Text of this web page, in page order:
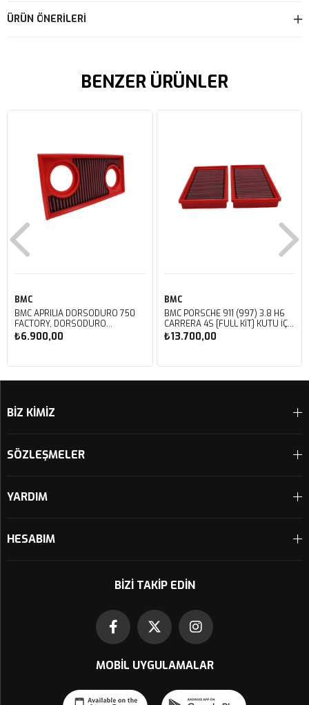
ÜRÜN ÖNERILERI
BENZER ÜRÜNLER
BMC
BMC APRILIA DORSODURO 750
FACTORY, DORSODURO
900, SHIVER 750 GT, SHIVER
750 KUTU İÇİ PERFORMANS
₺6.900,00
BMC
BMC PORSCHE 911 (997) 3.8 H6
CARRERA 4S [FULL KIT] KUTU İÇİ
PERFORMANS HAVA FİLTRESİ
FB468/20
₺13.700,00
BİZ KİMİZ
SÖZLEŞMELER
YARDIM
HESABIM
BIZI TAKIP EDIN
MOBIL UYGULAMALAR